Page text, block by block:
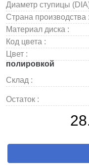
Диаметр ступицы
Страна производства :
Материал диска :
Код цвета :
Цвет :
полировкой
Склад :
Остаток :